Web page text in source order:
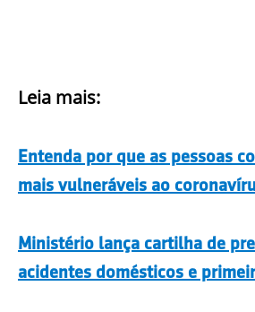
Leia mais:
Entenda por que as pessoas
mais vulneráveis ao
Ministério lança cartilha de
acidentes domésticos e